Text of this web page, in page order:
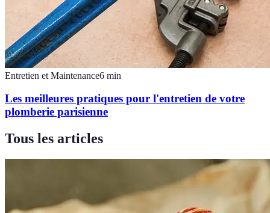
Entretien et Maintenance6 min
Les meilleures pratiques pour l'entretien de votre
plomberie parisienne
Tous les articles